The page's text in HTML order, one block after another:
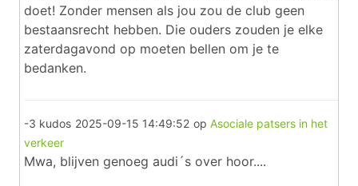
doet! Zonder mensen als jou zou de club geen
bestaansrecht hebben. Die ouders zouden je elke
zaterdagavond op moeten bellen om je te
bedanken.
-3 kudos 2025-09-15 14:49:52 op Asociale patsers in het
verkeer
Mwa, blijven genoeg audi´s over hoor....